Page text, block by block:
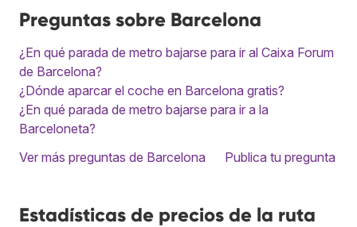
Preguntas sobre Barcelona
¿En qué parada de metro bajarse para ir al Caixa Forum
de Barcelona?
¿Dónde aparcar el coche en Barcelona gratis?
¿En qué parada de metro bajarse para ir a la
Barceloneta?
Ver más preguntas de Barcelona
Publica tu pregunta
Estadísticas de precios de la ruta